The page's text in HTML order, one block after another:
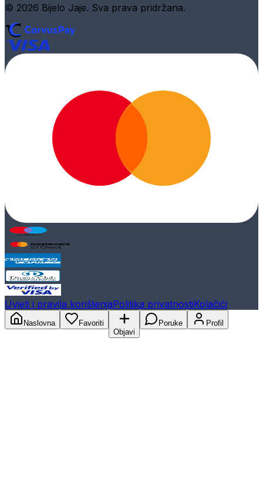
© 2026 Bijelo Jaje. Sva prava pridržana.
Uvjeti i pravila korištenjaPolitika privatnostiKolačići
Naslovna
Favoriti
Objavi
Poruke Profil